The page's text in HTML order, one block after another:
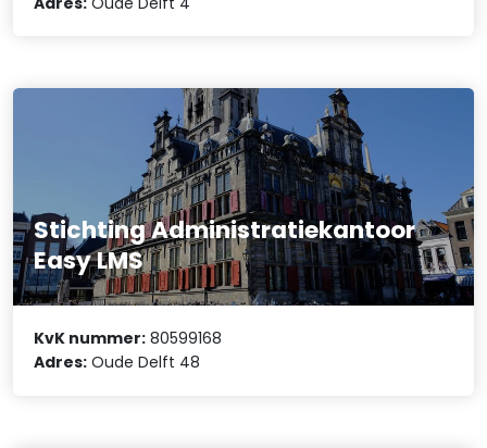
Stichting Administratiekantoor
Easy LMS
KvK nummer: 80599168
Adres: Oude Delft 48